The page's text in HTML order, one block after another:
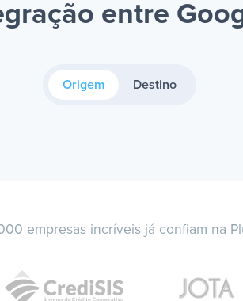
entre
Origem Destino
empresas incríveis já confiam na